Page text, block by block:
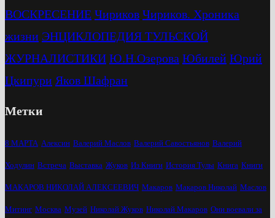
ВОСКРЕСЕНИЕ Чириков Чириков. Хроника
жизни ЭНЦИКЛОПЕДИЯ ТУЛЬСКОЙ
ЖУРНАЛИСТИКИ Ю.Н.Озерова Юбилей Юрий
Цкипури Яков Шафран
Метки
8 МАРТА Алексин Валерий Маслов Валерий Савостьянов Валерий
Ходулин Встреча Выставка Жуков Из Книги История Тулы Книга Книги
МАКАРОВ НИКОЛАЙ АЛЕКСЕЕВИЧ Макаров Макаров Николай Маслов
Митинг Москва Музей Николай Жуков Николай Макаров Они воевали за